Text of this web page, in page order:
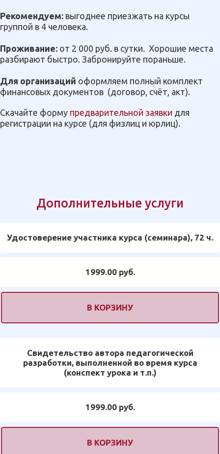
Рекомендуем: выгоднее приезжать на курсы
группой в 4 человека.
Проживание: от 2 000 руб. в сутки. Хорошие места
разбирают быстро. Забронируйте пораньше.
Для организаций оформляем полный комплект
финансовых документов (договор, счёт, акт).
Скачайте форму предварительной заявки для
регистрации на курсе (для физлиц и юрлиц).
Дополнительные услуги
Удостоверение участника курса (семинара), 72 ч.
1999.00 руб.
В КОРЗИНУ
Свидетельство автора педагогической
разработки, выполненной во время курса
(конспект урока и т.п.)
1999.00 руб.
В КОРЗИНУ